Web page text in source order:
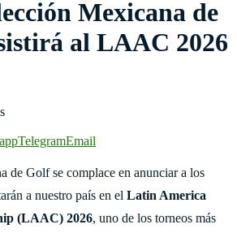
Mexicana de
al LAAC 2026
TelegramEmail
de Golf se complace en anunciar a los
a nuestro país en el Latin America
(LAAC) 2026, uno de los torneos más